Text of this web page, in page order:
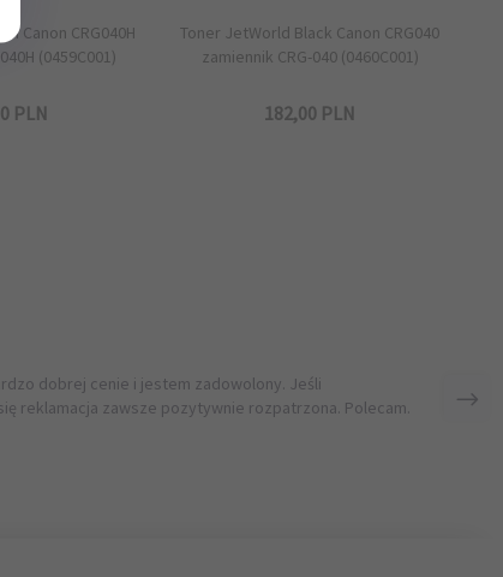
Canon CRG040H
(0459C001)
PLN
Toner JetWorld Black Canon CRG040
zamiennik CRG-040 (0460C001)
182,00 PLN
dobrej cenie i jestem zadowolony. Jeśli
reklamacja zawsze pozytywnie rozpatrzona. Polecam.